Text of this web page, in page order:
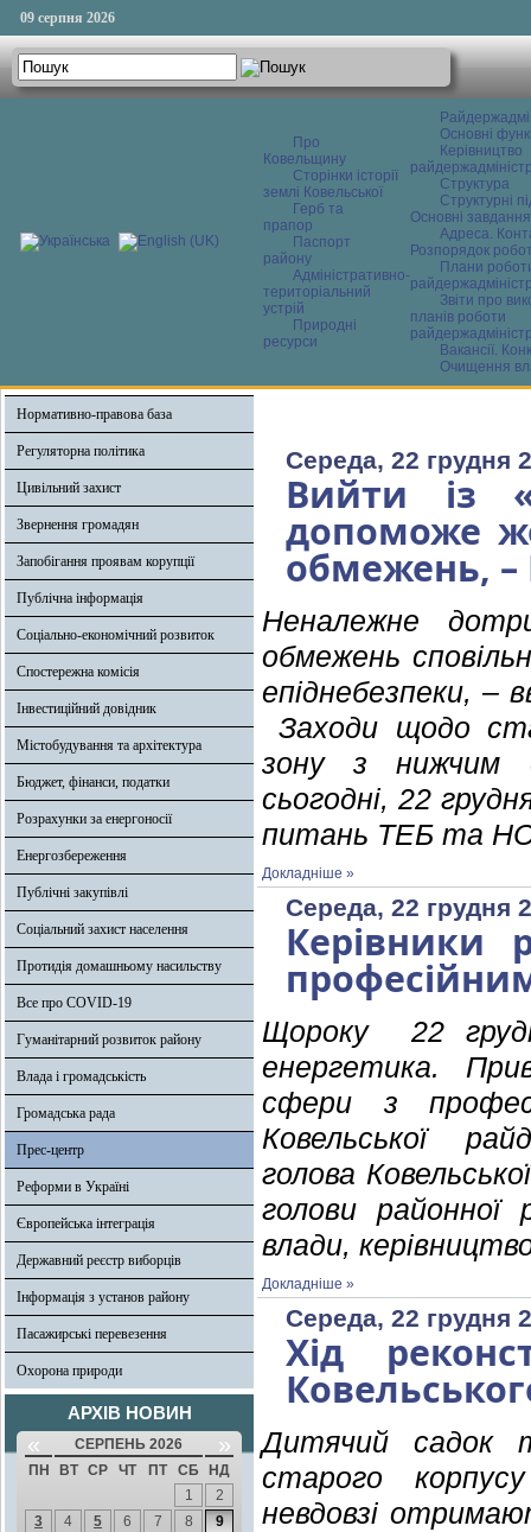
09 серпня 2026
Про
Ковельщину
Сторінки історії
землі Ковельської
Герб та
прапор
Паспорт
району
Адміністративно-
територіальний
устрій
Природні
ресурси
Основні
Керівництво
Структура
Структурні
Основні завдання
Адреса.
Розпорядок
Плани
Звіти про
планів роботи
Вакансії.
Очищення
Нормативно-правова база
Регуляторна політика
Цивільний захист
Звернення громадян
Запобігання проявам корупції
Публічна інформація
Соціально-економічний розвиток
Спостережна комісія
Інвестиційний довідник
Містобудування та архітектура
Бюджет, фінанси, податки
Розрахунки за енергоносії
Енергозбереження
Публічні закупівлі
Соціальний захист населення
Протидія домашньому насильству
Все про COVID-19
Гуманітарний розвиток району
Влада і громадськість
Громадська рада
Прес-центр
Реформи в Україні
Європейська інтеграція
Державний реєстр виборців
Інформація з установ району
Пасажирські перевезення
Охорона природи
АРХІВ НОВИН
« СЕРПЕНЬ 2026 »
ПН ВТ СР ЧТ ПТ СБ
НД
1
2
3
4 5 6 7 8
9
Середа, 22 грудня
Вийти із
допоможе
обмежень, –
Неналежне
обмежень
епіднебезпеки, –
Заходи щодо
зону з нижчим
сьогодні, 22
питань ТЕБ та
Докладніше »
Середа, 22 грудня
Керівники
Щороку 22
енергетика.
сфери з
Ковельської
голова
голови районної
влади,
Докладніше »
Середа, 22 грудня
Хід
Дитячий садок
старого
невдовзі